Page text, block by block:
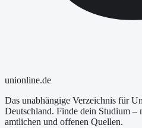
unionline.de
Das unabhängige Verzeichnis für
Deutschland. Finde dein Studium –
amtlichen und offenen Quellen.